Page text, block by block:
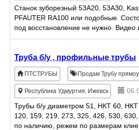
Станок зуборезный 53А20, 53А30,
PFAUTER RA100 или подобные.
под восстановление не нужно. Видео
Оплата безналичным
Труба б/у , профильные трубы
ПТСТРУБЫ Продам Трубу
Республика Удмуртия, Ижевск
Трубы б/у диаметром 51, НКТ 60, НКТ
120, 159, 219, 273, 325, 426, 530,
по наличию, режем по размерам